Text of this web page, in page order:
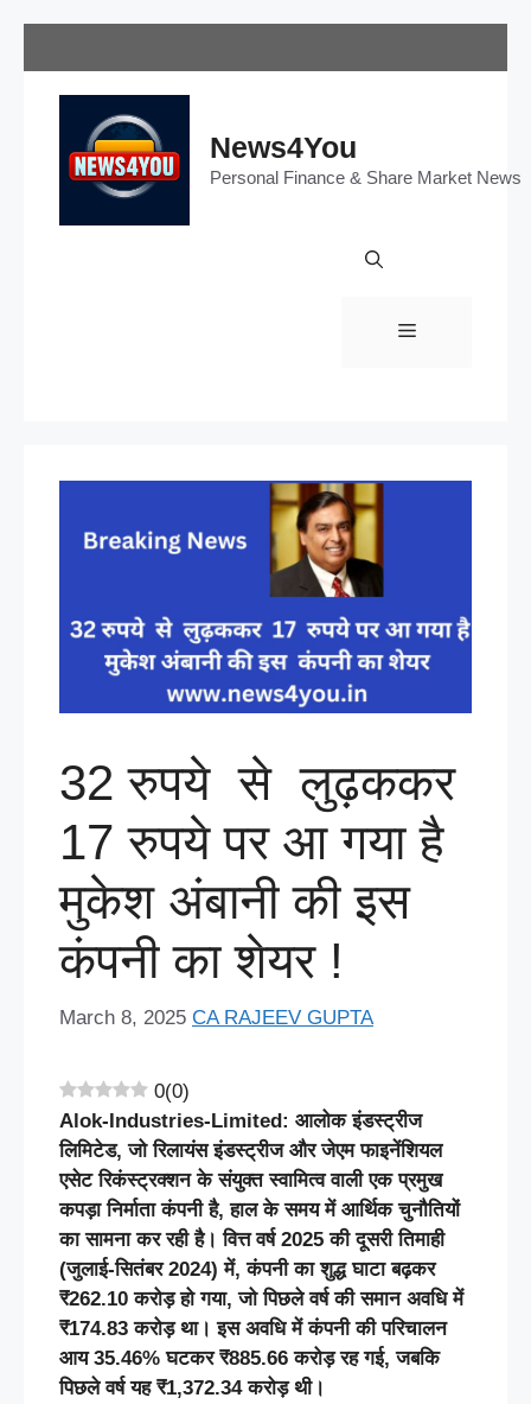
to
content
News4You
Personal Finance & Share Market News
Menu
32 रुपये से लुढ़ककर
17 रुपये पर आ गया है
मुकेश अंबानी की इस
कंपनी का शेयर !
March 8, 2025 CA RAJEEV GUPTA
0(0)
Alok-Industries-Limited: आलोकइंडस्ट्रीज
लिमिटेड,जोरिलायंसइंडस्ट्रीज औरजेएमफाइनेंशियल
एसेटरिकंस्ट्रक्शनकेसंयुक्तस्वामित्ववालीएकप्रमुख
कपड़ानिर्माताकंपनीहै,हालकेसमयमें आर्थिकचुनौतियों
कासामनाकररहीहै।वित्तवर्ष 2025कीदूसरीतिमाही
(जुलाई-सितंबर 2024)में,कंपनीकाशुद्धघाटाबढ़कर
₹262.10करोड़होगया,जोपिछलेवर्षकीसमान अवधिमें
₹174.83करोड़था।इसअवधिमेंकंपनीकीपरिचालन
आय 35.46%घटकर ₹885.66करोड़रहगई,जबकि
पिछलेवर्षयह ₹1,372.34करोड़थी।